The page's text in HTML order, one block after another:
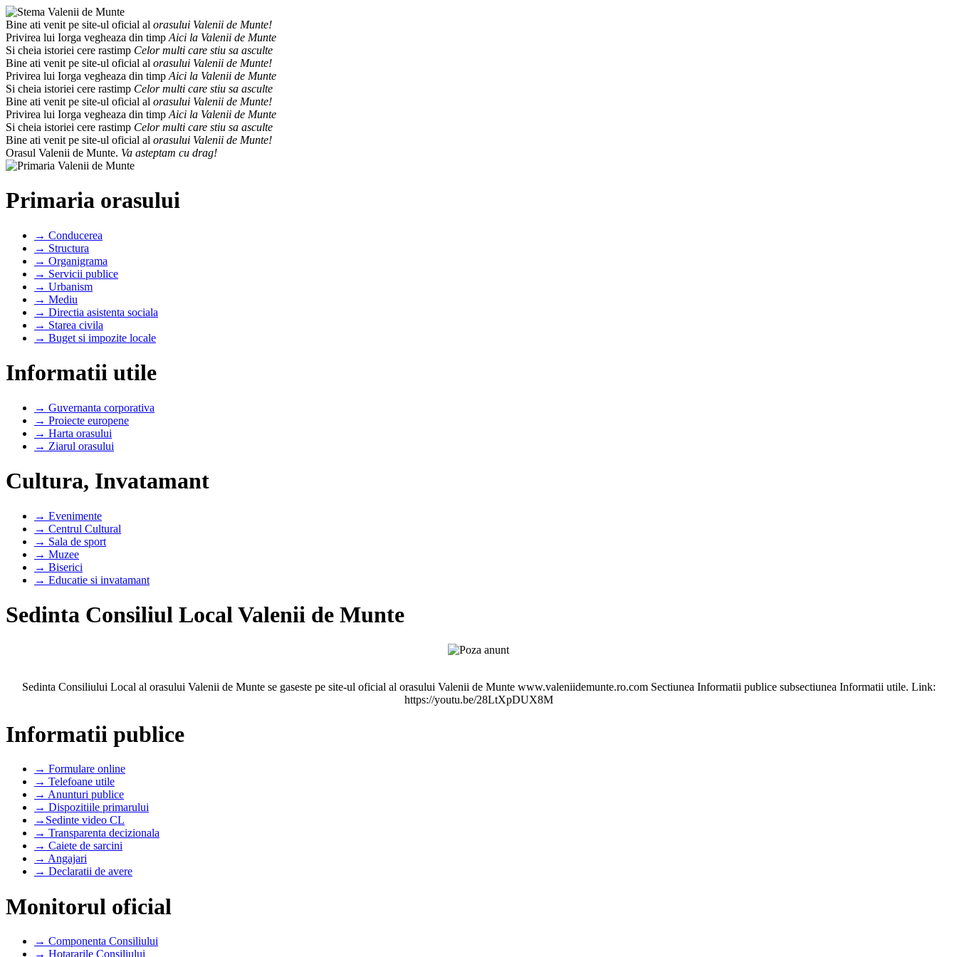
Bine ati venit pe site-ul oficial al orasului Valenii de Munte!
Privirea lui Iorga vegheaza din timp Aici la Valenii de Munte
Si cheia istoriei cere rastimp Celor multi care stiu sa asculte
Bine ati venit pe site-ul oficial al orasului Valenii de Munte!
Privirea lui Iorga vegheaza din timp Aici la Valenii de Munte
Si cheia istoriei cere rastimp Celor multi care stiu sa asculte
Bine ati venit pe site-ul oficial al orasului Valenii de Munte!
Privirea lui Iorga vegheaza din timp Aici la Valenii de Munte
Si cheia istoriei cere rastimp Celor multi care stiu sa asculte
Bine ati venit pe site-ul oficial al orasului Valenii de Munte!
Orasul Valenii de Munte. Va asteptam cu drag!
Primaria orasului
→ Conducerea
→ Structura
→ Organigrama
→ Servicii publice
→ Urbanism
→ Mediu
→ Directia asistenta sociala
→ Starea civila
→ Buget si impozite locale
Informatii utile
→ Guvernanta corporativa
→ Proiecte europene
→ Harta orasului
→ Ziarul orasului
Cultura, Invatamant
→ Evenimente
→ Centrul Cultural
→ Sala de sport
→ Muzee
→ Biserici
→ Educatie si invatamant
Sedinta Consiliul Local Valenii de Munte
Sedinta Consiliului Local al orasului Valenii de Munte se gaseste pe site-ul oficial al orasului Valenii de Munte www.valeniidemunte.ro.com Sectiunea Informatii publice subsectiunea Informatii utile. Link:
https://youtu.be/28LtXpDUX8M
Informatii publice
→ Formulare online
→ Telefoane utile
→ Anunturi publice
→ Dispozitiile primarului
→Sedinte video CL
→ Transparenta decizionala
→ Caiete de sarcini
→ Angajari
→ Declaratii de avere
Monitorul oficial
→ Componenta Consiliului
→ Hotararile Consiliului